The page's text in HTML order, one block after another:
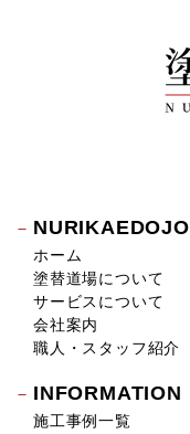
NURIKAEDOJO
ホーム
塗替道場について
サービスについて
会社案内
職人・スタッフ紹介
INFORMATION
施工事例一覧